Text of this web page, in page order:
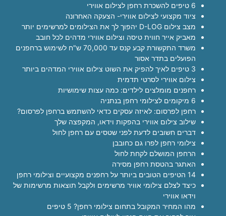
6 טיפים להשכרת רחפן לצילום אווירי
ציוד מקצועי לצילום אווירי- הצעקה האחרונה
מצב צילום D-LOG יהפוך לך את הצילומים למרשימים יותר
מאביק אייר חווית טיסה וצילום אווירי מדהים לכל חובב
משרד התקשורת קבע קנס עד 70,000 ש"ח לשימוש ברחפנים
הפועלים בתדר אסור
3 טיפים לאיך להפיק את השוט צילום אווירי המדהים ביותר
צילום אווירי לסרטי תדמית
רחפנים מומלצים לילדים: כמה עצות שימושיות
6 מיקומים לצילומי רחפן בנתניה
רחפן לפרסום: לאיזה עסקים כדאי להשתמש ברחפן לפרסום?
שילוב צילום אווירי בהפקות וידאו, המקפצה שלך
דברים חשובים לדעת לפני שטסים עם רחפן לחול
צילומי רחפן לפרו גם כחובבן
הרחפן המושלם לקחת לחול
האתגר בהטסת רחפן מסירה
14 הטיפים הטובים ביותר על רחפנים מקצועיים וצילומי רחפן
כיצד לצלם צילומי אוויר מרשימים ולקבל תוצאות מרשימות של
וידאו אווירי
מהו המחיר המקובל בתחום צילומי רחפן? 5 טיפים